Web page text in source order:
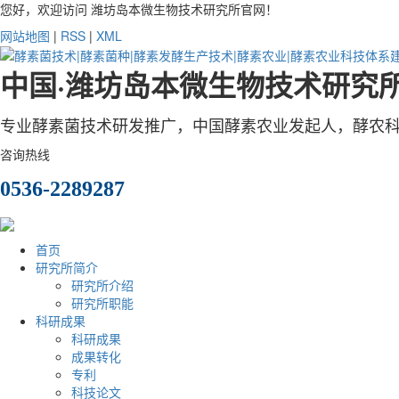
您好，欢迎访问 潍坊岛本微生物技术研究所官网！
网站地图 | RSS | XML
中国·潍坊岛本微生物技术研究
专业酵素菌技术研发推广， 中国酵素农业发起人，酵农
咨询热线
0536-2289287
首页
研究所简介
研究所介绍
研究所职能
科研成果
科研成果
成果转化
专利
科技论文